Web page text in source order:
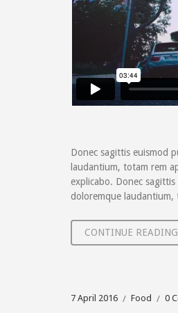
Donec sagittis euismod
laudantium, totam rem
explicabo. Donec
doloremque laudantium,
CONTINUE READING
7 April 2016 Food 0